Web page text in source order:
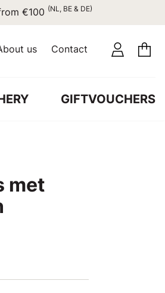
€100(NL, BE & DE)
us Contact
GIFTVOUCHERS
met